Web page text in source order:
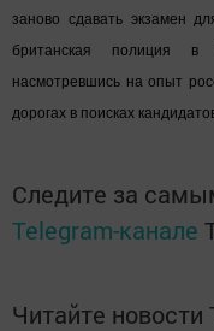
заново сдавать экзамен
британская полиция
насмотревшись на опыт
дорогах в поисках
Следите за
Telegram-канале
Читайте новости